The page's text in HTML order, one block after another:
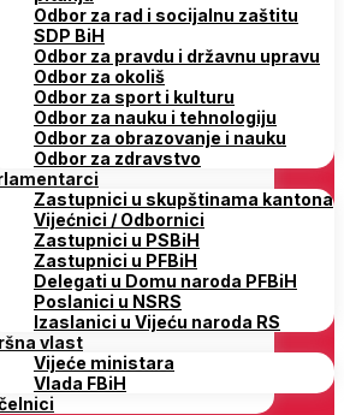
Odbor za rad i socijalnu zaštitu
SDP BiH
Odbor za pravdu i državnu upravu
Odbor za okoliš
Odbor za sport i kulturu
Odbor za nauku i tehnologiju
Odbor za obrazovanje i nauku
Odbor za zdravstvo
Zastupnici u skupštinama kantona
Vijećnici / Odbornici
Zastupnici u PSBiH
Zastupnici u PFBiH
Delegati u Domu naroda PFBiH
Poslanici u NSRS
Izaslanici u Vijeću naroda RS
vlast
Vijeće ministara
Vlada FBiH